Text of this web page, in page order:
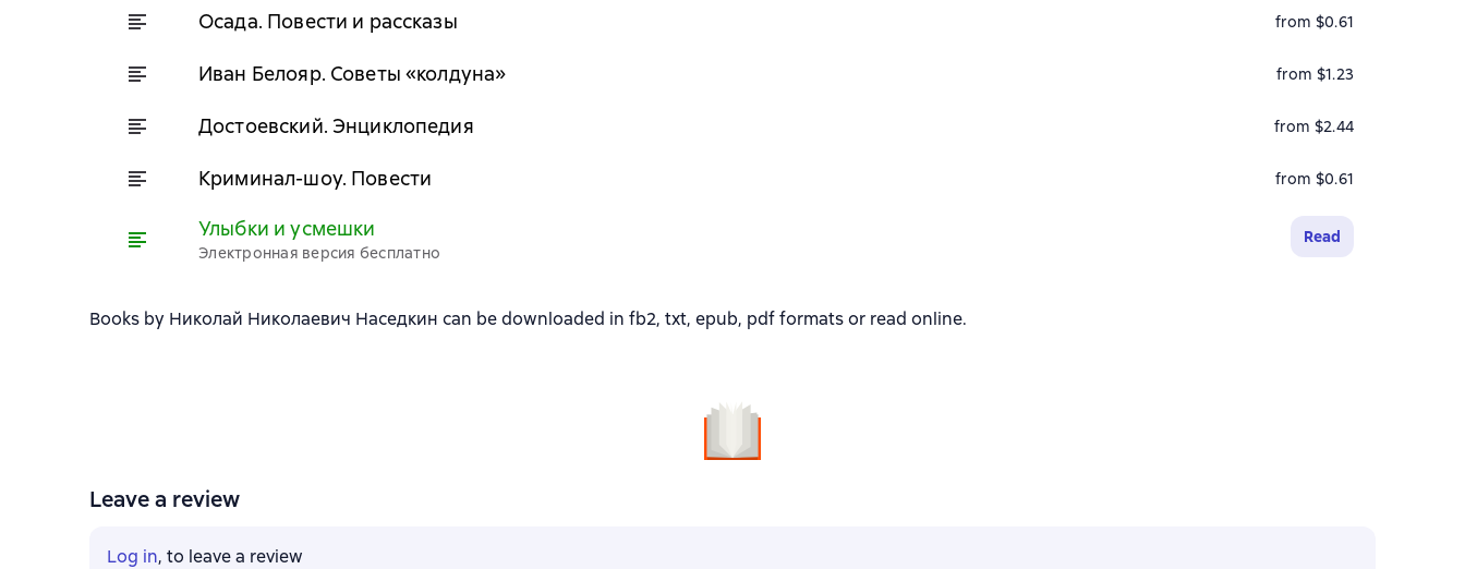
Осада. Повести и рассказы from $0.61
Иван Белояр. Советы «колдуна» from $1.23
Достоевский. Энциклопедия from $2.44
Криминал-шоу. Повести from $0.61
Улыбки и усмешки
Электронная версия бесплатно
Read
Books by Николай Николаевич Наседкин can be downloaded in fb2, txt, epub, pdf formats or read online.
Leave a review
Log in, to leave a review